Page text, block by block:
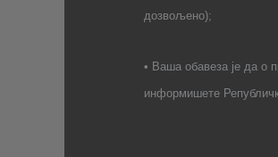
дозвољено);
• Ваша обавеза је да о
информишете